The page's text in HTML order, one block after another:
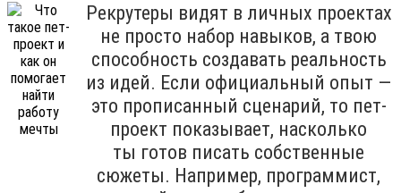
Рекрутеры видят в личных проектах
не просто набор навыков, а твою
способность создавать реальность
из идей. Если официальный опыт —
это прописанный сценарий, то пет-
проект показывает, насколько
ты готов писать собственные
сюжеты. Например, программист,